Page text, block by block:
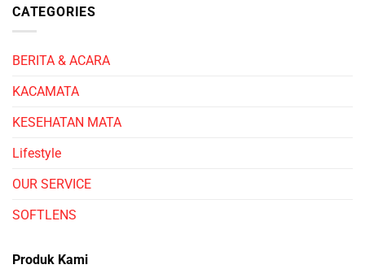
CATEGORIES
BERITA & ACARA
KACAMATA
KESEHATAN MATA
Lifestyle
OUR SERVICE
SOFTLENS
Produk Kami